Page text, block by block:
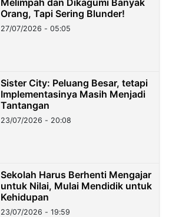
Melimpah dan Dikagumi Banyak
Orang, Tapi Sering Blunder!
27/07/2026 - 05:05
Sister City: Peluang Besar, tetapi
Implementasinya Masih Menjadi
Tantangan
23/07/2026 - 20:08
Sekolah Harus Berhenti Mengajar
untuk Nilai, Mulai Mendidik untuk
Kehidupan
23/07/2026 - 19:59